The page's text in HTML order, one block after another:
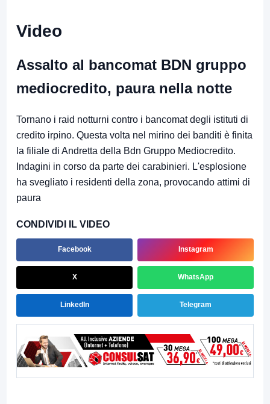
Video
Assalto al bancomat BDN gruppo
mediocredito, paura nella notte
Tornano i raid notturni contro i bancomat degli istituti di
credito irpino. Questa volta nel mirino dei banditi è finita
la filiale di Andretta della Bdn Gruppo Mediocredito.
Indagini in corso da parte dei carabinieri. L'esplosione
ha svegliato i residenti della zona, provocando attimi di
paura
CONDIVIDI IL VIDEO
Facebook Instagram
X WhatsApp
LinkedIn Telegram